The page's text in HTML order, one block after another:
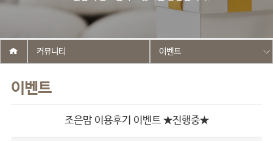
이벤트
커뮤니티 이벤트
조은맘 이용후기 이벤트 ★진행중★